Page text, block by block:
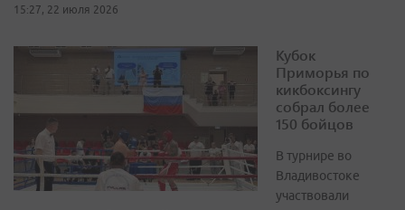
15:27, 22 июля 2026
Кубок
Приморья по
кикбоксингу
собрал более
150 бойцов
В турнире во
Владивостоке
участвовали